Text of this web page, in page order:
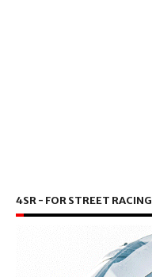
4SR - FOR STREET RACING